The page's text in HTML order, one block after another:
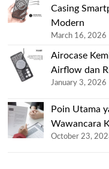
Casing
Modern
March 16, 2026
Airocase
Airflow dan
January 3, 2026
Poin Utama
Wawancara
October 23,